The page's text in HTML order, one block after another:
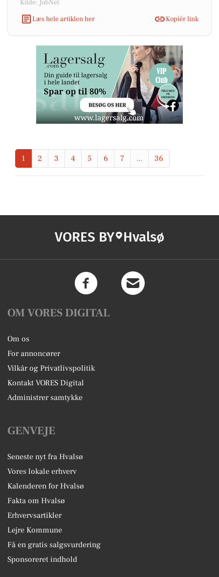
Kilde: JobNet
Læs hele artiklen her
Kopiér link
1 2 3 4 5 6 7 ... 36
VORES BY Hvalsø
OM VORES DIGITAL
Om os
For annoncører
Vilkår og Privatlivspolitik
Kontakt VORES Digital
Administrer samtykke
GENVEJE
Seneste nyt fra Hvalsø
Vores lokale erhverv
Kalenderen for Hvalsø
Fakta om Hvalsø
Erhvervsartikler
Lejre Kommune
Få en gratis salgsvurdering
Sponsoreret indhold